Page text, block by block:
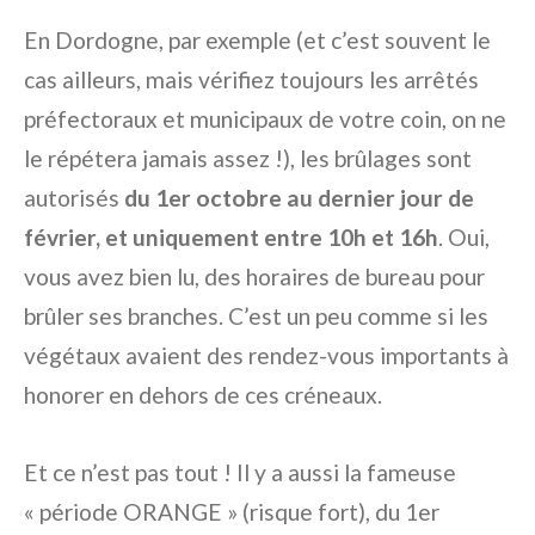
En Dordogne, par exemple (et c’est souvent le
cas ailleurs, mais vérifiez toujours les arrêtés
préfectoraux et municipaux de votre coin, on ne
le répétera jamais assez !), les brûlages sont
autorisés du 1er octobre au dernier jour de
février, et uniquement entre 10h et 16h. Oui,
vous avez bien lu, des horaires de bureau pour
brûler ses branches. C’est un peu comme si les
végétaux avaient des rendez-vous importants à
honorer en dehors de ces créneaux.
Et ce n’est pas tout ! Il y a aussi la fameuse
« période ORANGE » (risque fort), du 1er